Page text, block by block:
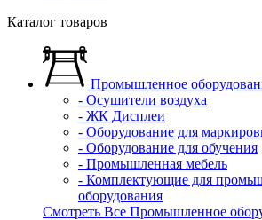
Каталог товаров
Промышленное
- Осушители воздуха
- ЖК Дисплеи
- Оборудование для
- Оборудование для обучения
- Промышленная мебель
- Комплектующие для
оборудования
Смотреть Все Промышленное